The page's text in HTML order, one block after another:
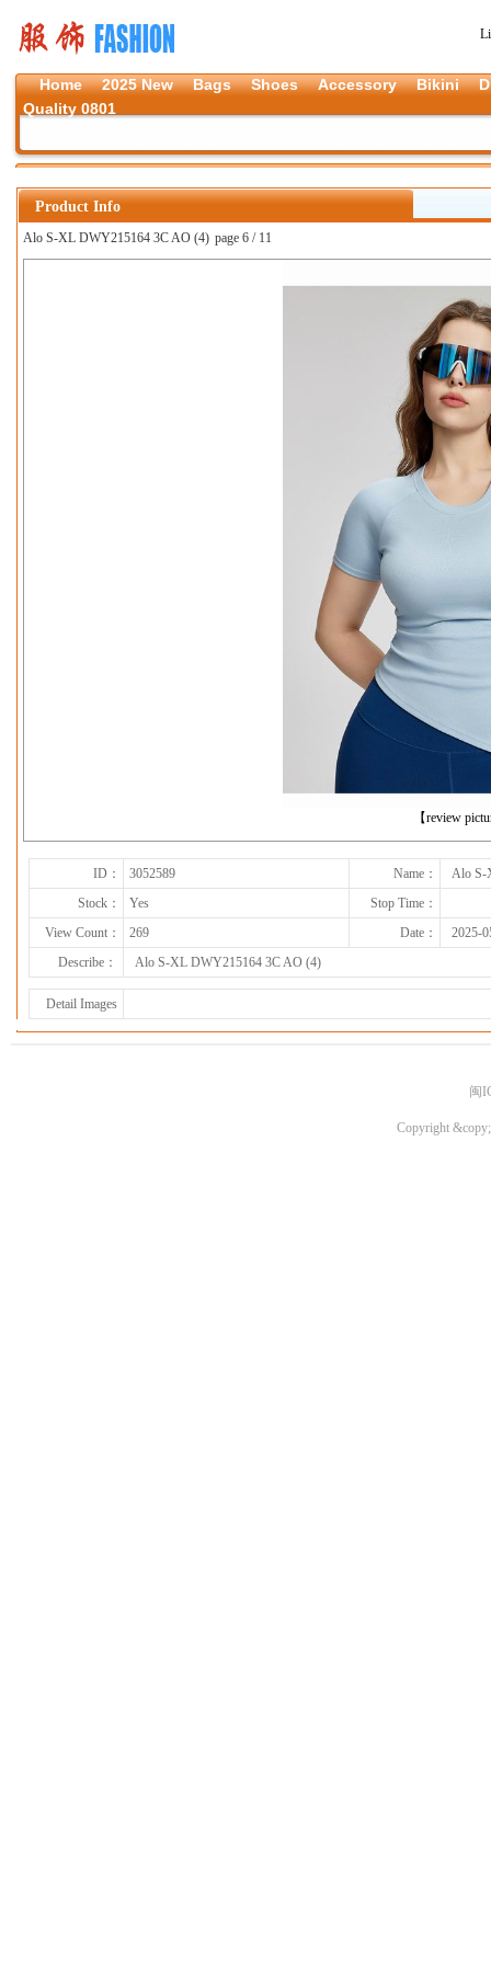
Home 2025 New Bags Shoes Accessory Bikini
Quality 0801
Product Info
Alo S-XL DWY215164 3C AO (4) page 6 / 11
【review
ID： 3052589 Name：
Alo S-
Stock：
Yes
Stop Time：
View Count：
269 Date：
2025-
Describe：
Alo S-XL DWY215164 3C AO (4)
Detail Images
闽
Copyright